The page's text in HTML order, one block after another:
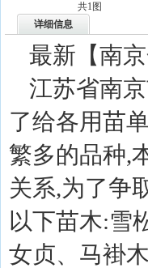
共1图
详细信息
最新【南
江苏省南
了给各用苗
繁多的品种,
关系,为了争
以下苗木:雪
女贞、马褂